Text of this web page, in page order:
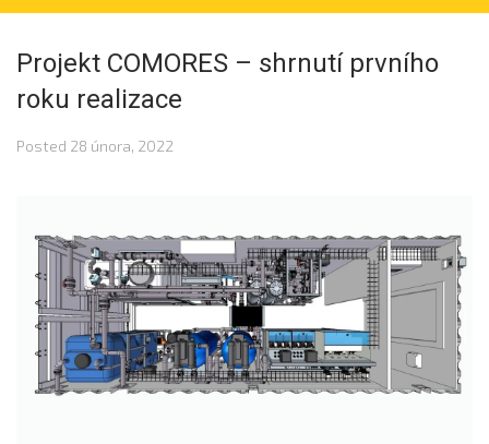
Projekt COMORES – shrnutí prvního
roku realizace
Posted 28 února, 2022